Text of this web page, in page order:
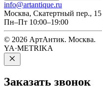
info@artantique.ru
Москва, Скатертный пер., 15
Пн–Пт 10:00–19:00
© 2026 АртАнтик. Москва.
YA·METRIKA
Заказать звонок